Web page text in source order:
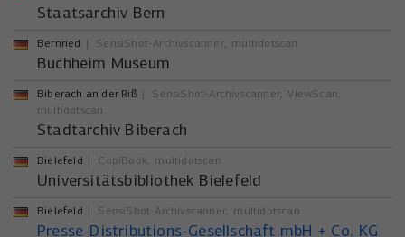
Staatsarchiv Bern
Bernried SensiShot-Archivscanner multidotscan
Buchheim Museum
Biberach an der Riß SensiShot-Archivscanner ViewScan
multidotscan
Stadtarchiv Biberach
Bielefeld CopiBook multidotscan
Universitätsbibliothek Bielefeld
Bielefeld SensiShot-Archivscanner multidotscan
Presse-Distributions-Gesellschaft mbH + Co. KG